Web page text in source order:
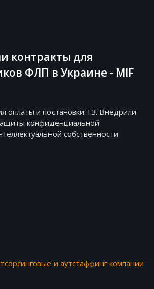
контракты для
ФЛП в Украине - MIF
оплаты и постановки ТЗ. Внедрили
конфиденциальной
собственности
и аутстаффинг компании